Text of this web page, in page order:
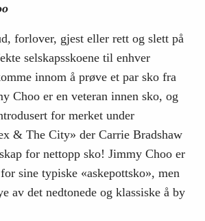
forlover, gjest eller rett og slett på
selskapsskoene til enhver
innom å prøve et par sko fra
Choo er en veteran innen sko, og
for merket under
& The City» der Carrie Bradshaw
for nettopp sko! Jimmy Choo er
sine typiske «askepottsko», men
av det nedtonede og klassiske å by